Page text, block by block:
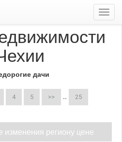
дачи
4 5 >> .. 25
изменения региону цене